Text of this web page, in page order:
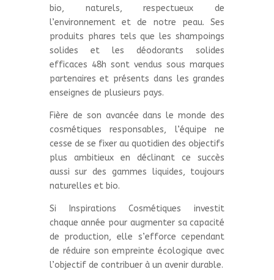
bio, naturels, respectueux de
l’environnement et de notre peau. Ses
produits phares tels que les shampoings
solides et les déodorants solides
efficaces 48h sont vendus sous marques
partenaires et présents dans les grandes
enseignes de plusieurs pays.
Fière de son avancée dans le monde des
cosmétiques responsables, l’équipe ne
cesse de se fixer au quotidien des objectifs
plus ambitieux en déclinant ce succès
aussi sur des gammes liquides, toujours
naturelles et bio.
Si Inspirations Cosmétiques investit
chaque année pour augmenter sa capacité
de production, elle s’efforce cependant
de réduire son empreinte écologique avec
l’objectif de contribuer à un avenir durable.